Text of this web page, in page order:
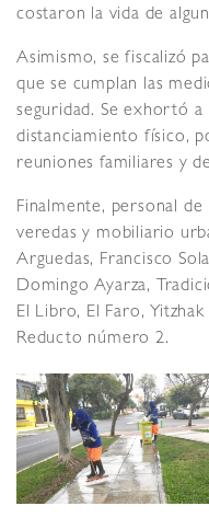
costaron la vida de
Asimismo, se fiscalizó
que se cumplan las
seguridad. Se exhortó a
distanciamiento físico,
reuniones familiares y
Finalmente, personal
veredas y mobiliario
Arguedas, Francisco
Domingo Ayarza,
El Libro, El Faro,
Reducto número 2.